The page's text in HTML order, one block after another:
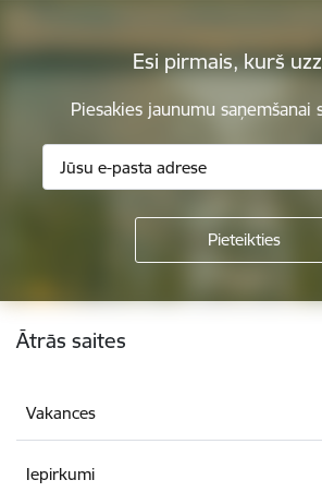
Esi pirmais, kurš
Piesakies jaunumu saņemšanai
Kājene
Ātrās saites
Vakances
Iepirkumi